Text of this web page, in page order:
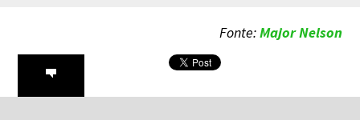
Fonte:Major Nelson